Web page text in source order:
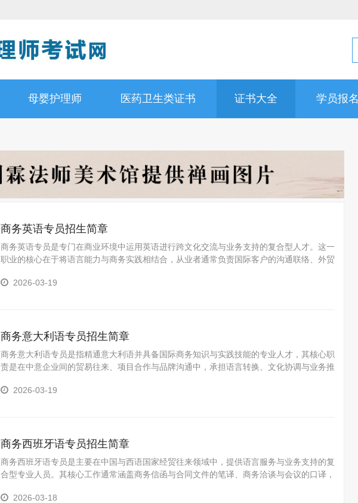
母婴护理师 医药卫生类证书 证书大全 学员报名
商务英语专员招生简章
商务英语专员是专门在商业环境中运用英语进行跨文化交流与业务支持的复合型人才。这一
职业的核心在于将语言能力与商务实践相结合，从业者通常负责国际客户的沟通联络、外贸
2026-03-19
商务意大利语专员招生简章
商务意大利语专员是指精通意大利语并具备国际商务知识与实践技能的专业人才，其核心职
责是在中意企业间的贸易往来、项目合作与品牌沟通中，承担语言转换、文化协调与业务推
2026-03-19
商务西班牙语专员招生简章
商务西班牙语专员是主要在中国与西语国家经贸往来领域中，提供语言服务与业务支持的复
合型专业人员。其核心工作通常涵盖商务信函与合同文件的笔译、商务洽谈与会议的口译，
2026-03-18